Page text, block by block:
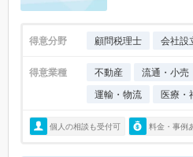
得意分野 顧問税理士 会社設
得意業種 不動産 流通・小売
運輸・物流
医療・
個人の相談も受付可 料金・事例